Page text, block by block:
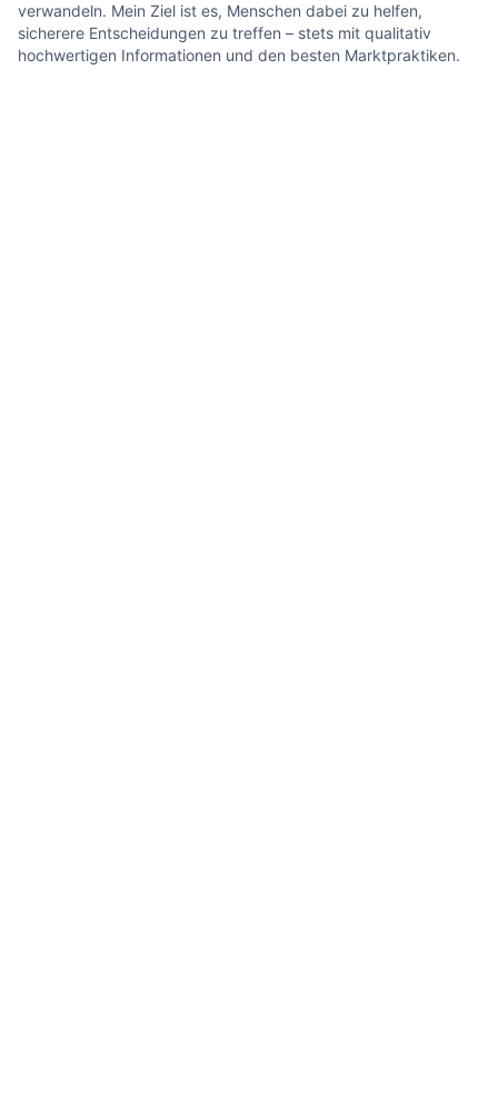
verwandeln. Mein Ziel ist es, Menschen dabei zu helfen,
sicherere Entscheidungen zu treffen – stets mit qualitativ
hochwertigen Informationen und den besten Marktpraktiken.